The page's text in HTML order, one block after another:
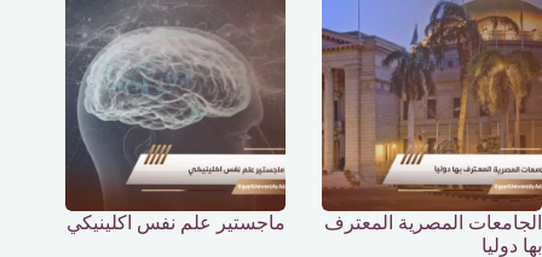
الجامعات المصرية المعترف
بها دوليا
ماجستير علم نفس اكلينيكي